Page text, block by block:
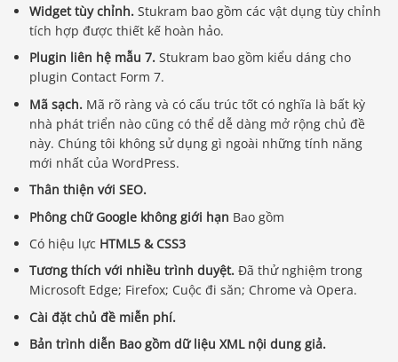
Widget tùy chỉnh. Stukram bao gồm các vật dụng tùy chỉnh
tích hợp được thiết kế hoàn hảo.
Plugin liên hệ mẫu 7. Stukram bao gồm kiểu dáng cho
plugin Contact Form 7.
Mã sạch. Mã rõ ràng và có cấu trúc tốt có nghĩa là bất kỳ
nhà phát triển nào cũng có thể dễ dàng mở rộng chủ đề
này. Chúng tôi không sử dụng gì ngoài những tính năng
mới nhất của WordPress.
Thân thiện với SEO.
Phông chữ Google không giới hạn Bao gồm
Có hiệu lực HTML5 & CSS3
Tương thích với nhiều trình duyệt. Đã thử nghiệm trong
Microsoft Edge; Firefox; Cuộc đi săn; Chrome và Opera.
Cài đặt chủ đề miễn phí.
Bản trình diễn Bao gồm dữ liệu XML nội dung giả.